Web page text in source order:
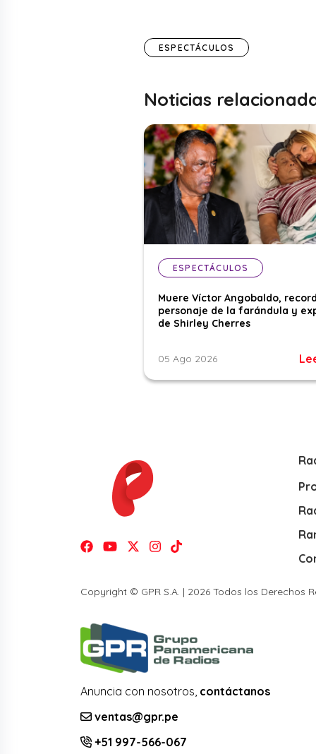
ESPECTÁCULOS
Noticias
ESPECTÁCULOS
Muere Víctor Angobaldo,
personaje de la farándula y
de Shirley Cherres
05 Ago 2026
Copyright © GPR S.A. | 2026 Todos los Derechos
Anuncia con nosotros, contáctanos
ventas@gpr.pe
+51 997-566-067